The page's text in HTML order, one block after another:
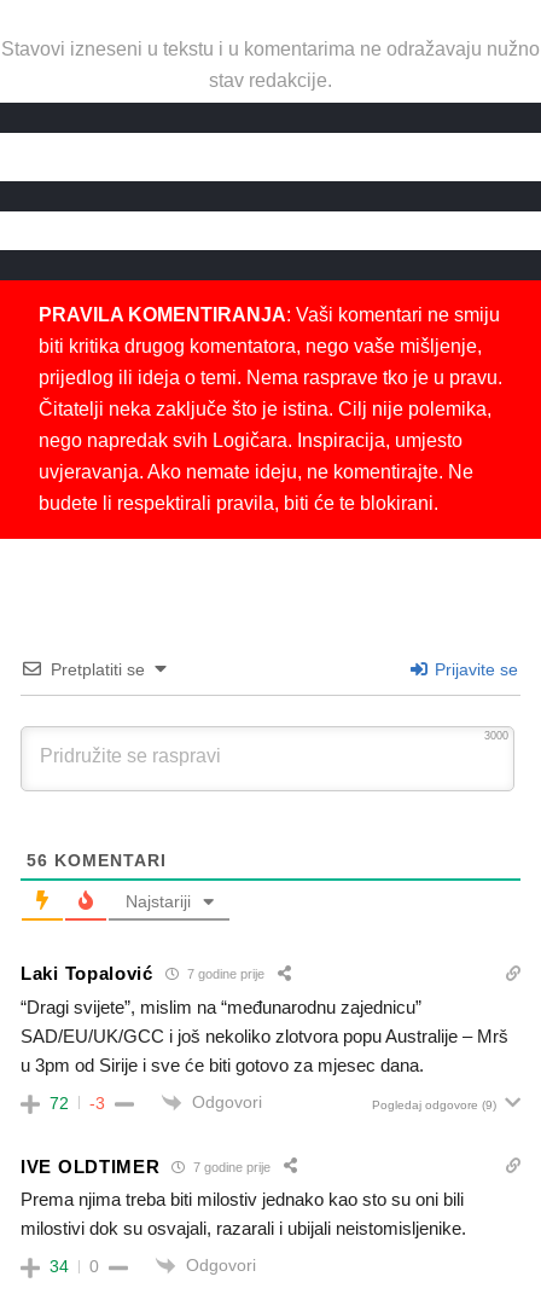
Stavovi izneseni u tekstu i u komentarima ne odražavaju nužno
stav redakcije.
PRAVILA KOMENTIRANJA: Vaši komentari ne smiju
biti kritika drugog komentatora, nego vaše mišljenje,
prijedlog ili ideja o temi. Nema rasprave tko je u pravu.
Čitatelji neka zaključe što je istina. Cilj nije polemika,
nego napredak svih Logičara. Inspiracija, umjesto
uvjeravanja. Ako nemate ideju, ne komentirajte. Ne
budete li respektirali pravila, biti će te blokirani.
Pretplatiti se Prijavite se
3000
56 KOMENTARI
Najstariji
Laki Topalović 7 godine prije
“Dragi svijete”, mislim na “međunarodnu zajednicu”
SAD/EU/UK/GCC i još nekoliko zlotvora popu Australije – Mrš
u 3pm od Sirije i sve će biti gotovo za mjesec dana.
72 -3 Odgovori Pogledaj odgovore (9)
IVE OLDTIMER 7 godine prije
Prema njima treba biti milostiv jednako kao sto su oni bili
milostivi dok su osvajali, razarali i ubijali neistomisljenike.
34 0 Odgovori